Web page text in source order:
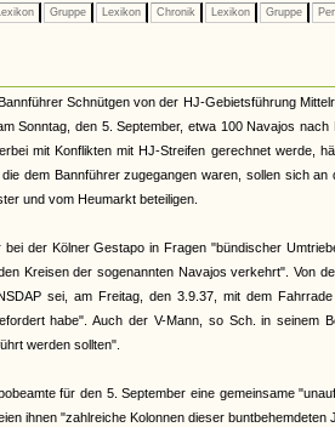
Gruppe Lexikon Chronik Lexikon Gruppe
Schnütgen von der HJ-Gebietsführung
Sonntag, den 5. September, etwa 100 Navajos
mit Konflikten mit HJ-Streifen gerechnet werde,
dem Bannführer zugegangen waren, sollen sich
und vom Heumarkt beteiligen.
der Kölner Gestapo in Fragen "bündischer
Kreisen der sogenannten Navajos verkehrt". Von
sei, am Freitag, den 3.9.37, mit dem
habe". Auch der V-Mann, so Sch. in seinem
werden sollten".
für den 5. September eine gemeinsame
ihnen "zahlreiche Kolonnen dieser